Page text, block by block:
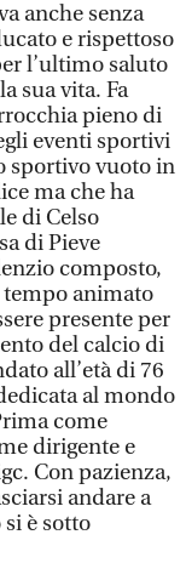
anche senza
e rispettoso
l’ultimo saluto
sua vita. Fa
pieno di
eventi sportivi
sportivo vuoto in
ma che ha
di Celso
di Pieve
composto,
tempo animato
presente per
del calcio di
all’età di 76
al mondo
come
dirigente e
Con pazienza,
andare a
è sotto